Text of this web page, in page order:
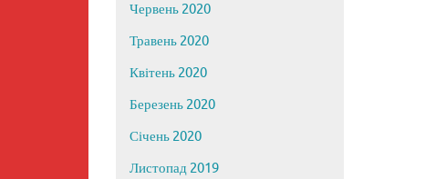
Червень 2020
Травень 2020
Квітень 2020
Березень 2020
Січень 2020
Листопад 2019